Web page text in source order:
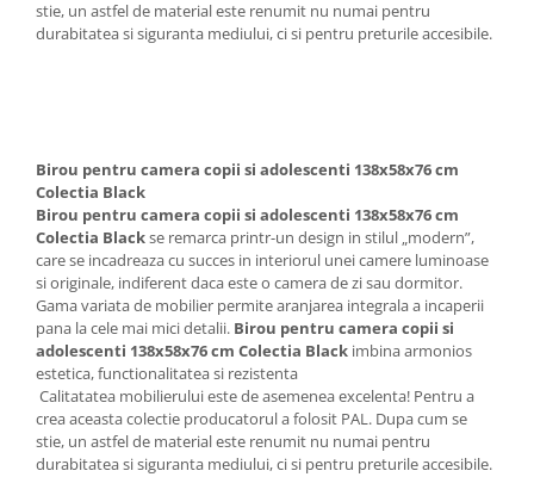
stie, un astfel de material este renumit nu numai pentru
durabitatea si siguranta mediului, ci si pentru preturile accesibile.
Birou pentru camera copii si adolescenti 138x58x76 cm
Colectia Black
Birou pentru camera copii si adolescenti 138x58x76 cm
Colectia Blackse remarca printr-un design in stilul „modern”,
care se incadreaza cu succes in interiorul unei camere luminoase
si originale, indiferent daca este o camera de zi sau dormitor.
Gama variata de mobilier permite aranjarea integrala a incaperii
pana la cele mai mici detalii. Birou pentru camera copii si
adolescenti 138x58x76 cm Colectia Black imbina armonios
estetica, functionalitatea si rezistenta
Calitatatea mobilierului este de asemenea excelenta! Pentru a
crea aceasta colectie producatorul a folosit PAL. Dupa cum se
stie, un astfel de material este renumit nu numai pentru
durabitatea si siguranta mediului, ci si pentru preturile accesibile.